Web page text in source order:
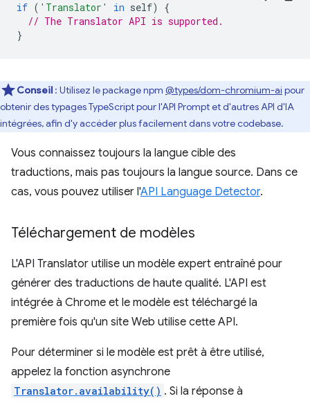
if ( 'Translator' in self)
{
// The Translator API is supported.
}
Conseil : Utilisez le package npm @types/dom-chromium-ai pour
obtenir des typages TypeScript pour l'API Prompt et d'autres API d'IA
intégrées, afin d'y accéder plus facilement dans votre codebase.
Vous connaissez toujours la langue cible des
traductions, mais pas toujours la langue source. Dans ce
cas, vous pouvez utiliser l'API Language Detector.
Téléchargement de modèles
L'API Translator utilise un modèle expert entraîné pour
générer des traductions de haute qualité. L'API est
intégrée à Chrome et le modèle est téléchargé la
première fois qu'un site Web utilise cette API.
Pour déterminer si le modèle est prêt à être utilisé,
appelez la fonction asynchrone
Translator.availability() . Si la réponse à